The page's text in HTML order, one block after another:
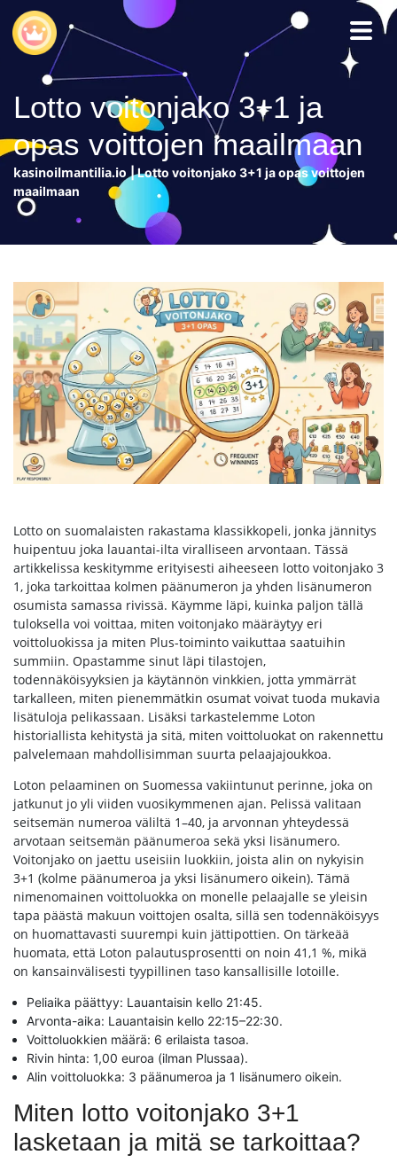
Lotto voitonjako 3+1 ja
opas voittojen maailmaan
kasinoilmantilia.io |Lotto voitonjako 3+1 ja opas voittojen
maailmaan
Lotto on suomalaisten rakastama klassikkopeli, jonka jännitys
huipentuu joka lauantai-ilta viralliseen arvontaan. Tässä
artikkelissa keskitymme erityisesti aiheeseen lotto voitonjako 3
1, joka tarkoittaa kolmen päänumeron ja yhden lisänumeron
osumista samassa rivissä. Käymme läpi, kuinka paljon tällä
tuloksella voi voittaa, miten voitonjako määräytyy eri
voittoluokissa ja miten Plus-toiminto vaikuttaa saatuihin
summiin. Opastamme sinut läpi tilastojen,
todennäköisyyksien ja käytännön vinkkien, jotta ymmärrät
tarkalleen, miten pienemmätkin osumat voivat tuoda mukavia
lisätuloja pelikassaan. Lisäksi tarkastelemme Loton
historiallista kehitystä ja sitä, miten voittoluokat on rakennettu
palvelemaan mahdollisimman suurta pelaajajoukkoa.
Loton pelaaminen on Suomessa vakiintunut perinne, joka on
jatkunut jo yli viiden vuosikymmenen ajan. Pelissä valitaan
seitsemän numeroa väliltä 1–40, ja arvonnan yhteydessä
arvotaan seitsemän päänumeroa sekä yksi lisänumero.
Voitonjako on jaettu useisiin luokkiin, joista alin on nykyisin
3+1 (kolme päänumeroa ja yksi lisänumero oikein). Tämä
nimenomainen voittoluokka on monelle pelaajalle se yleisin
tapa päästä makuun voittojen osalta, sillä sen todennäköisyys
on huomattavasti suurempi kuin jättipottien. On tärkeää
huomata, että Loton palautusprosentti on noin 41,1 %, mikä
on kansainvälisesti tyypillinen taso kansallisille lotoille.
Peliaika päättyy: Lauantaisin kello 21:45.
Arvonta-aika: Lauantaisin kello 22:15–22:30.
Voittoluokkien määrä: 6 erilaista tasoa.
Rivin hinta: 1,00 euroa (ilman Plussaa).
Alin voittoluokka: 3 päänumeroa ja 1 lisänumero oikein.
Miten lotto voitonjako 3+1
lasketaan ja mitä se tarkoittaa?